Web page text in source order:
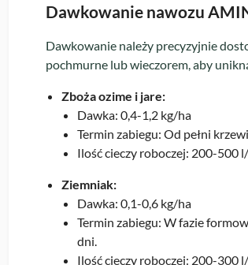
Dawkowanie nawozu
Dawkowanie należy precyzyjnie
pochmurne lub wieczorem, aby
Zboża ozime i jare:
Dawka: 0,4-1,2 kg/ha
Termin zabiegu: Od pełni
Ilość cieczy roboczej: 200-500
Ziemniak:
Dawka: 0,1-0,6 kg/ha
Termin zabiegu: W fazie
dni.
Ilość cieczy roboczej: 200-300